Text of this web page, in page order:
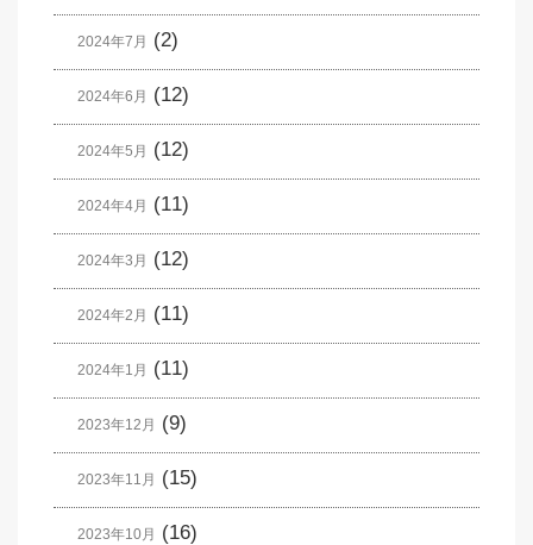
2024年7月 (2)
2024年6月 (12)
2024年5月 (12)
2024年4月 (11)
2024年3月 (12)
2024年2月 (11)
2024年1月 (11)
2023年12月 (9)
2023年11月 (15)
2023年10月 (16)